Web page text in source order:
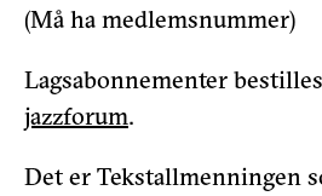
(Må ha medlemsnummer)
Lagsabonnementer
jazzforum.
Det er Tekstallmenningen